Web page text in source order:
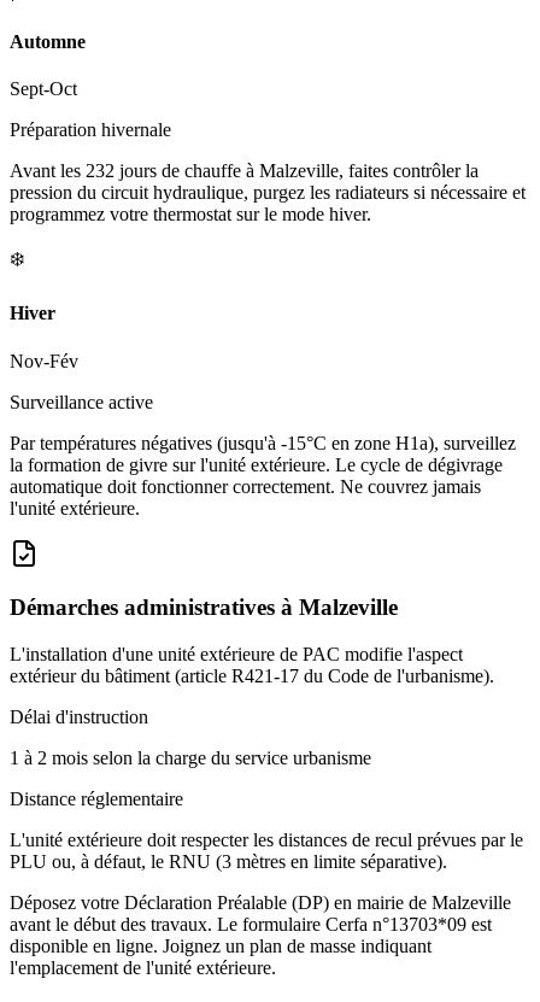
Automne
Sept-Oct
Préparation hivernale
Avant les 232 jours de chauffe à Malzeville, faites contrôler la
pression du circuit hydraulique, purgez les radiateurs si nécessaire et
programmez votre thermostat sur le mode hiver.
❄️
Hiver
Nov-Fév
Surveillance active
Par températures négatives (jusqu'à -15°C en zone H1a), surveillez
la formation de givre sur l'unité extérieure. Le cycle de dégivrage
automatique doit fonctionner correctement. Ne couvrez jamais
l'unité extérieure.
Démarches administratives à Malzeville
L'installation d'une unité extérieure de PAC modifie l'aspect
extérieur du bâtiment (article R421-17 du Code de l'urbanisme).
Délai d'instruction
1 à 2 mois selon la charge du service urbanisme
Distance réglementaire
L'unité extérieure doit respecter les distances de recul prévues par le
PLU ou, à défaut, le RNU (3 mètres en limite séparative).
Déposez votre Déclaration Préalable (DP) en mairie de Malzeville
avant le début des travaux. Le formulaire Cerfa n°13703*09 est
disponible en ligne. Joignez un plan de masse indiquant
l'emplacement de l'unité extérieure.